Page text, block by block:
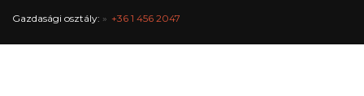
Gazdasági osztály: +36 1 456 2047